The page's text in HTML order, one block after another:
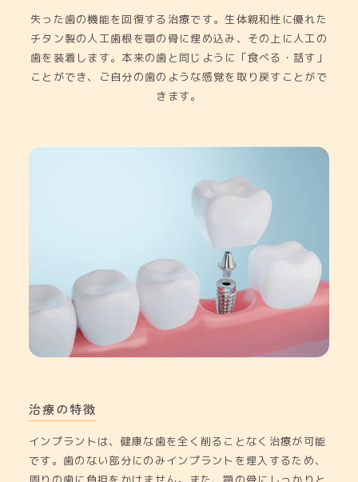
失った歯の機能を回復する治療です。生体親和性に優れた
チタン製の人工歯根を顎の骨に埋め込み、その上に人工の
歯を装着します。本来の歯と同じように「食べる・話す」
ことができ、ご自分の歯のような感覚を取り戻すことがで
きます。
治療の特徴
インプラントは、健康な歯を全く削ることなく治療が可能
です。歯のない部分にのみインプラントを埋入するため、